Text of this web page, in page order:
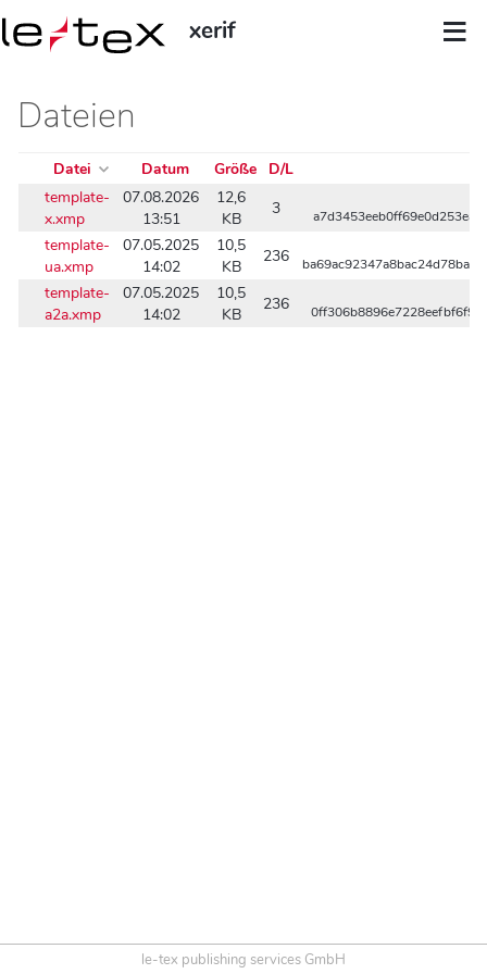
xerif
Dateien
Datei Datum Größe D/L
template-
x.xmp
07.08.2026
13:51
12,6
KB
3
template-
ua.xmp
07.05.2025
14:02
10,5
KB
236
template-
a2a.xmp
07.05.2025
14:02
10,5
KB
236
le-tex publishing services GmbH